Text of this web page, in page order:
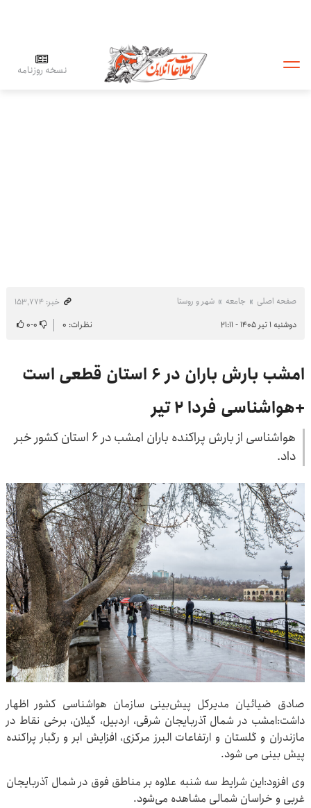
نسخه روزنامه
صفحه اصلی جامعه شهر و روستا
خبر: ۱۵۳٬۷۷۴
دوشنبه ۱ تیر ۱۴۰۵ - ۲۱:۱۱
نظرات: ۰ ۰-۰
امشب بارش باران در ۶ استان قطعی است
+هواشناسی فردا ۲ تیر
هواشناسی از بارش پراکنده باران امشب در ۶ استان کشور خبر
داد.
صادق ضیائیان مدیرکل پیش‌بینی سازمان هواشناسی کشور اظهار
داشت:امشب در شمال آذربایجان شرقی، اردبیل، گیلان، برخی نقاط در
مازندران و گلستان و ارتفاعات البرز مرکزی، افزایش ابر و رگبار پراکنده
پیش بینی می شود.
وی افزود:این شرایط سه شنبه علاوه بر مناطق فوق در شمال آذربایجان
غربی و خراسان شمالی مشاهده می‌شود.